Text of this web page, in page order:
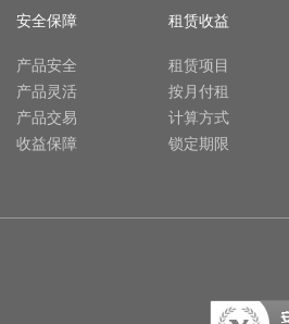
安全保障
产品安全
产品灵活
产品交易
收益保障
租赁收益
租赁项目
按月付租
计算方式
锁定期限